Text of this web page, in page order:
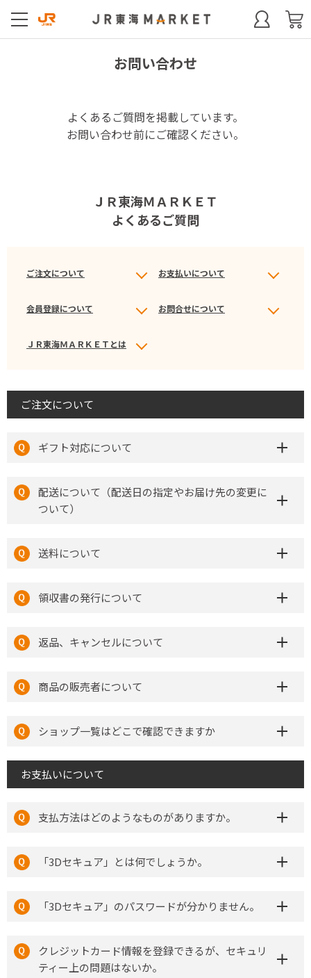
お問い合わせ
よくあるご質問を掲載しています。
お問い合わせ前にご確認ください。
ＪＲ東海ＭＡＲＫＥＴ
よくあるご質問
ご注文について お支払いについて
会員登録について お問合せについて
ＪＲ東海ＭＡＲＫＥＴとは
ご注文について
ギフト対応について
配送について（配送日の指定やお届け先の変更に
ついて）
送料について
領収書の発行について
返品、キャンセルについて
商品の販売者について
ショップ一覧はどこで確認できますか
お支払いについて
支払方法はどのようなものがありますか。
「3Dセキュア」とは何でしょうか。
「3Dセキュア」のパスワードが分かりません。
クレジットカード情報を登録できるが、セキュリ
ティー上の問題はないか。